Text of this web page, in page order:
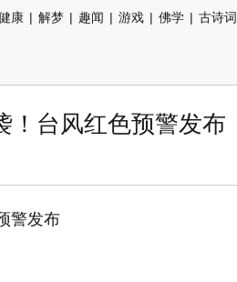
康 | 解梦 | 趣闻 | 游戏 | 佛学 | 古诗词
！台风红色预警发布
警发布